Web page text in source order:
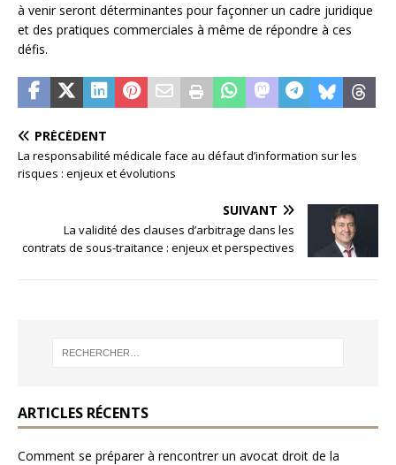
à venir seront déterminantes pour façonner un cadre juridique
et des pratiques commerciales à même de répondre à ces
défis.
PRÉCÉDENT
La responsabilité médicale face au défaut d’information sur les
risques : enjeux et évolutions
SUIVANT
La validité des clauses d’arbitrage dans les
contrats de sous-traitance : enjeux et perspectives
ARTICLES RÉCENTS
Comment se préparer à rencontrer un avocat droit de la